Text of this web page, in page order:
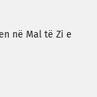
në Mal të Zi e